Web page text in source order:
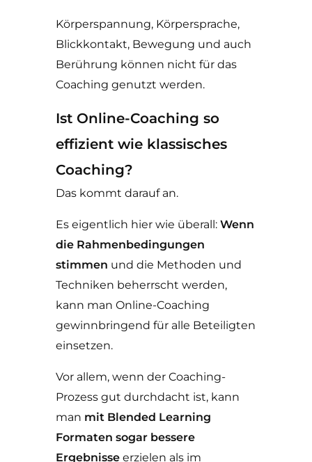
Körperspannung, Körpersprache,
Blickkontakt, Bewegung und auch
Berührung können nicht für das
Coaching genutzt werden.
Ist Online-Coaching so
effizient wie klassisches
Coaching?
Das kommt darauf an.
Es eigentlich hier wie überall: Wenn
die Rahmenbedingungen
stimmen und die Methoden und
Techniken beherrscht werden,
kann man Online-Coaching
gewinnbringend für alle Beteiligten
einsetzen.
Vor allem, wenn der Coaching-
Prozess gut durchdacht ist, kann
man mit Blended Learning
Formaten sogar bessere
Ergebnisse erzielen als im